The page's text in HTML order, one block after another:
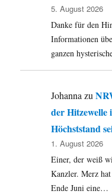
5. August 2026
Danke für den
Informationen
ganzen
Johanna zu
der Hitzewelle
Höchststand
1. August 2026
Einer, der weiß
Kanzler. Merz
Ende Juni eine…